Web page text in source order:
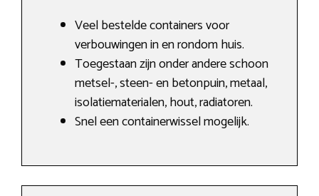
Veel bestelde containers voor
verbouwingen in en rondom huis.
Toegestaan zijn onder andere schoon
metsel-, steen- en betonpuin, metaal,
isolatiematerialen, hout, radiatoren.
Snel een containerwissel mogelijk.